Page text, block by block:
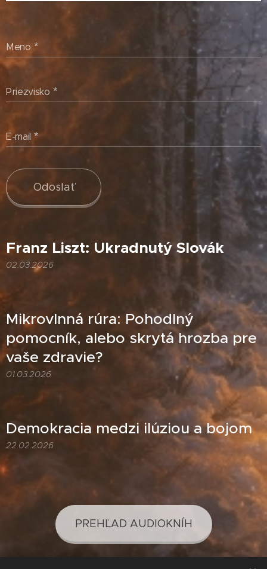
Meno
Priezvisko
E-mail
Odoslať
Franz Liszt: Ukradnutý Slovák
02.03.2026
Mikrovlnná rúra: Pohodlný
pomocník, alebo skrytá hrozba pre
vaše zdravie?
01.03.2026
Demokracia medzi ilúziou a bojom
22.02.2026
PREHĽAD AUDIOKNÍH